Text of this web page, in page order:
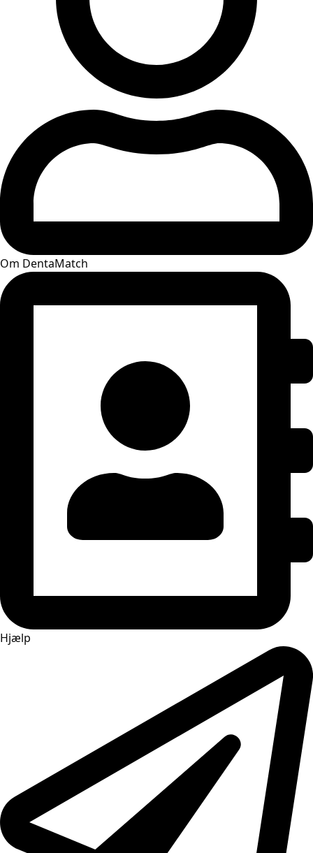
Om DentaMatch
Hjælp